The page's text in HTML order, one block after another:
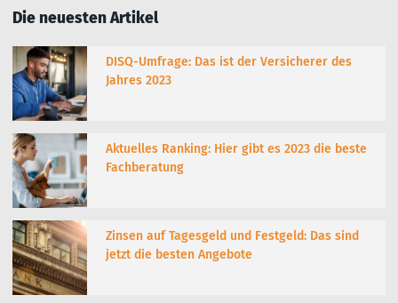
Die neuesten Artikel
DISQ-Umfrage: Das ist der Versicherer des
Jahres 2023
Aktuelles Ranking: Hier gibt es 2023 die beste
Fachberatung
Zinsen auf Tagesgeld und Festgeld: Das sind
jetzt die besten Angebote